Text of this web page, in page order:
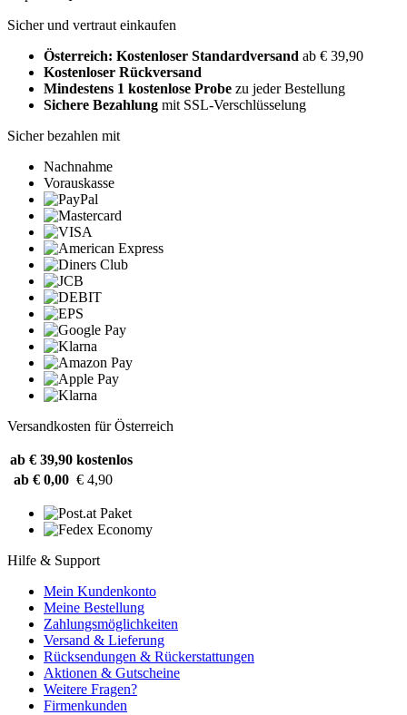
Sicher und vertraut einkaufen
Österreich: Kostenloser Standardversand ab € 39,90
Kostenloser Rückversand
Mindestens 1 kostenlose Probe zu jeder Bestellung
Sichere Bezahlung mit SSL-Verschlüsselung
Sicher bezahlen mit
Nachnahme
Vorauskasse
Versandkosten für Österreich
ab € 39,90 kostenlos
ab € 0,00 € 4,90
Hilfe & Support
Mein Kundenkonto
Meine Bestellung
Zahlungsmöglichkeiten
Versand & Lieferung
Rücksendungen & Rückerstattungen
Aktionen & Gutscheine
Weitere Fragen?
Firmenkunden